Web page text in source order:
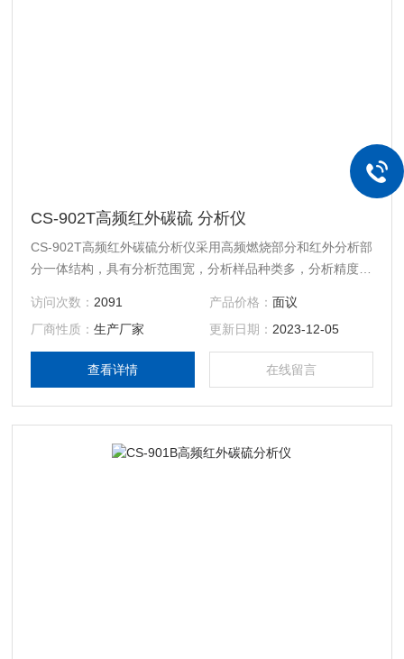
CS-902T高频红外碳硫 分析仪
CS-902T高频红外碳硫分析仪采用高频燃烧部分和红外分析部
分一体结构，具有分析范围宽，分析样品种类多，分析精度高
访问次数： 2091 产品价格： 面议
厂商性质：生产厂家 更新日期： 2023-12-05
查看详情 在线留言